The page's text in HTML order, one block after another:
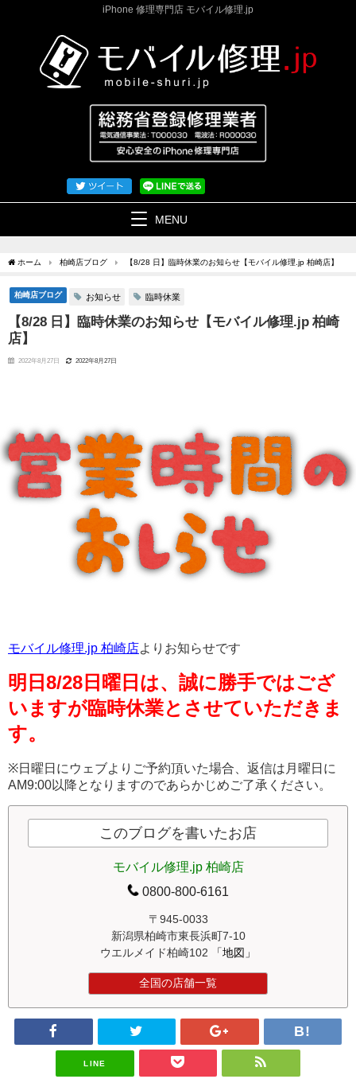
iPhone 修理専門店 モバイル修理.jp
MENU
ホーム 柏崎店ブログ 【8/28 日】臨時休業のお知らせ【モバイル修理.jp 柏崎店】
柏崎店ブログ お知らせ 臨時休業
【8/28 日】臨時休業のお知らせ【モバイル修理.jp 柏崎
店】
2022年8月27日 2022年8月27日
モバイル修理.jp 柏崎店 よりお知らせです
明日8/28日曜日は、誠に勝手ではござ
いますが臨時休業とさせていただきま
す。
※日曜日にウェブよりご予約頂いた場合、返信は月曜日に
AM9:00以降となりますのであらかじめご了承ください。
このブログを書いたお店
モバイル修理.jp 柏崎店
0800-800-6161
〒945-0033
新潟県柏崎市東長浜町7-10
ウエルメイド柏崎102
「地図」
全国の店舗一覧
LINE